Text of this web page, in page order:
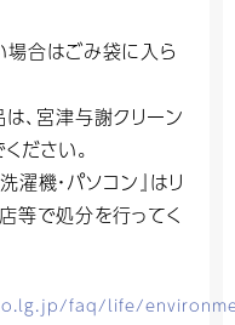
合はごみ袋に入ら
、宮津与謝クリーン
ださい。
濯機・パソコン』はリ
等で処分を行ってく
faq/life/